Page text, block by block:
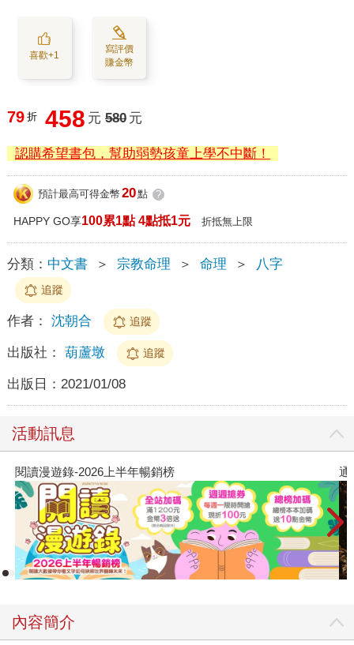
喜歡+1
寫評價
賺金幣
79 折 458 元 580 元
認購希望書包，幫助弱勢孩童上學不中斷！
預計最高可得金幣 20點 ?
HAPPY GO享100累1點 4點抵1元 折抵無上限
分類： 中文書 ＞ 宗教命理 ＞ 命理 ＞ 八字
追蹤
作者： 沈朝合 追蹤
出版社： 葫蘆墩 追蹤
出版日： 2021/01/08
活動訊息
通靈藥師的處方箋
內容簡介